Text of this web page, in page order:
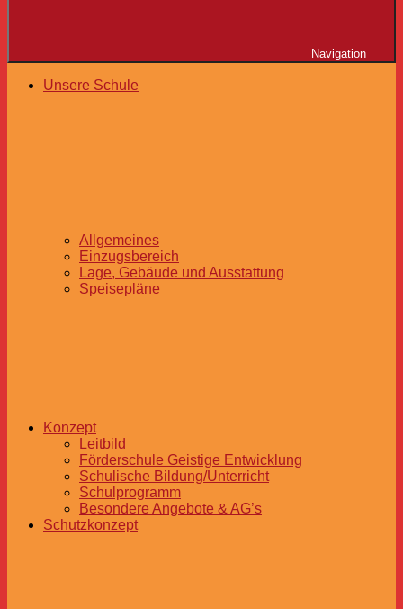
Navigation
Unsere Schule
Allgemeines
Einzugsbereich
Lage, Gebäude und Ausstattung
Speisepläne
Konzept
Leitbild
Förderschule Geistige Entwicklung
Schulische Bildung/Unterricht
Schulprogramm
Besondere Angebote & AG’s
Schutzkonzept